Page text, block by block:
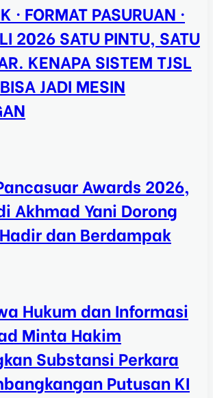
· FORMAT PASURUAN ·
2026 SATU PINTU, SATU
KENAPA SISTEM TJSL
JADI MESIN
Awards 2026,
Akhmad Yani Dorong
dan Berdampak
Hukum dan Informasi
Minta Hakim
Substansi Perkara
Putusan KI